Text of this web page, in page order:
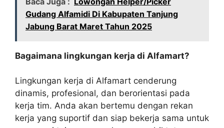
Gudang Alfamidi Di Kabupaten Tanjung
Jabung Barat Maret Tahun 2025
Bagaimana lingkungan kerja di Alfamart?
Lingkungan kerja di Alfamart cenderung
dinamis, profesional, dan berorientasi pada
kerja tim. Anda akan bertemu dengan rekan
kerja yang suportif dan siap bekerja sama untuk